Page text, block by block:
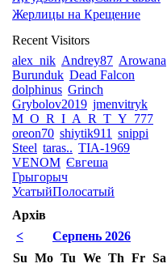
Жерлицы на Крещение
Recent Visitors
alex_nik Andrey87 Arowana
Burunduk Dead Falcon
dolphinus Grinch
Grybolov2019 jmenvitryk
M_O_R_I_A_R_T_Y_777
oreon70 shiytik911 snippi
Steel taras.. TIA-1969
VENOM Євгеша
Грыгорыч
УсатыйПолосатый
Архів
<
Серпень 2026
Su Mo Tu We Th Fr Sa